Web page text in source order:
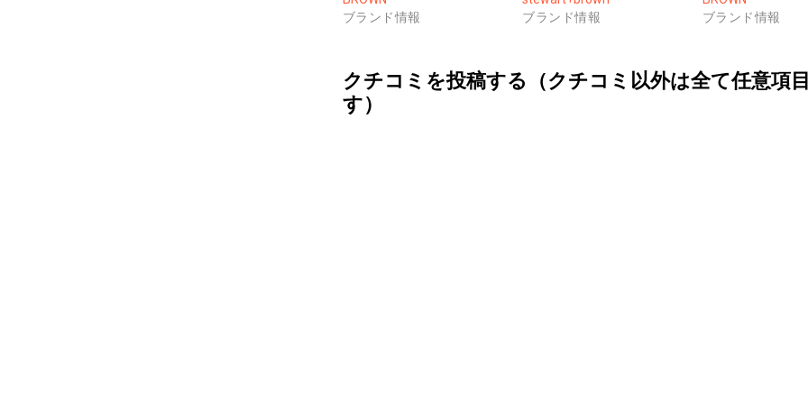
ブランド情報
ブランド情報
ブランド情報
クチコミを投稿する（クチコミ以外は全て任意項
す）